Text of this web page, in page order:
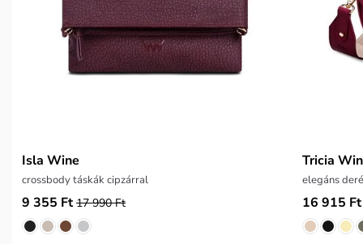
Isla Wine
crossbody táskák cipzárral
9 355 Ft 17 990 Ft
Tricia
elegáns
16 915 Ft